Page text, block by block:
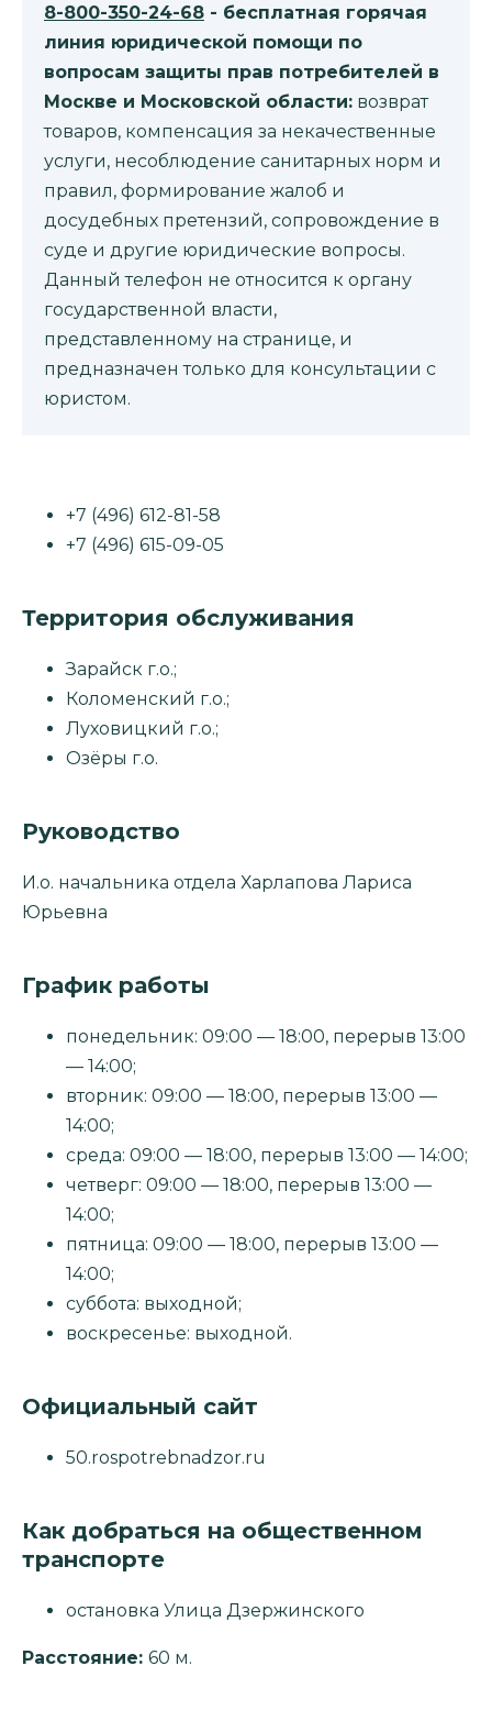
8-800-350-24-68 - бесплатная горячая
линия юридической помощи по
вопросам защиты прав потребителей в
Москве и Московской области: возврат
товаров, компенсация за некачественные
услуги, несоблюдение санитарных норм и
правил, формирование жалоб и
досудебных претензий, сопровождение в
суде и другие юридические вопросы.
Данный телефон не относится к органу
государственной власти,
представленному на странице, и
предназначен только для консультации с
юристом.
+7 (496) 612-81-58
+7 (496) 615-09-05
Территория обслуживания
Зарайск г.о.;
Коломенский г.о.;
Луховицкий г.о.;
Озёры г.о.
Руководство
И.о. начальника отдела Харлапова Лариса
Юрьевна
График работы
понедельник: 09:00 — 18:00, перерыв 13:00
— 14:00;
вторник: 09:00 — 18:00, перерыв 13:00 —
14:00;
среда: 09:00 — 18:00, перерыв 13:00 — 14:00;
четверг: 09:00 — 18:00, перерыв 13:00 —
14:00;
пятница: 09:00 — 18:00, перерыв 13:00 —
14:00;
суббота: выходной;
воскресенье: выходной.
Официальный сайт
50.rospotrebnadzor.ru
Как добраться на общественном
транспорте
остановка Улица Дзержинского
Расстояние: 60 м.